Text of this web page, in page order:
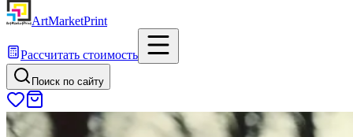
ArtMarketPrint
Рассчитать стоимость
Поиск по сайту